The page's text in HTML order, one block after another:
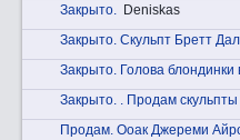
Закрытo. Deniskas
Закрытo. Скульпт Бретт
Закрытo. Голова
Закрытo. . Продам скульпты
Прoдам. Ооак Джереми